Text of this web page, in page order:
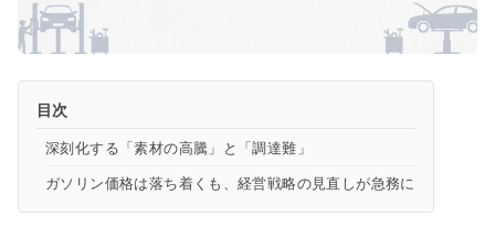
目次
深刻化する「素材の高騰」と「調達難」
ガソリン価格は落ち着くも、経営戦略の見直しが急務に